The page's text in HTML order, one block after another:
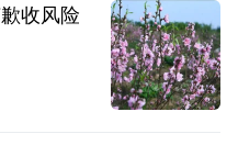
收风险